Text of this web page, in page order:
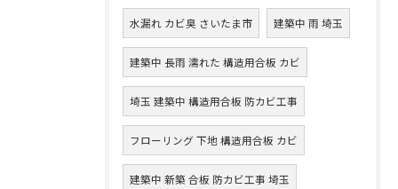
水漏れ カビ臭 さいたま市 建築中 雨 埼玉
建築中 長雨 濡れた 構造用合板 カビ
埼玉 建築中 構造用合板 防カビ工事
フローリング 下地 構造用合板 カビ
建築中 新築 合板 防カビ工事 埼玉